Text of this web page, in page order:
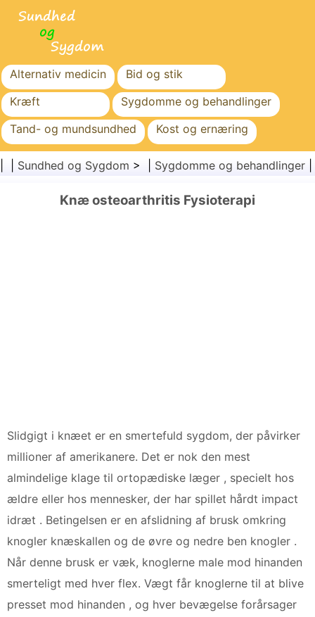
Alternativ medicin
Bid og stik
Kræft
Sygdomme og behandlinger
Tand- og mundsundhed
Kost og ernæring
Familiesundhed
Sundhedssektoren
Sundhed og Sygdom > | Sygdomme og behandlinger
Knæ osteoarthritis Fysioterapi
Slidgigt i knæet er en smertefuld sygdom, der påvirker
millioner af amerikanere. Det er nok den mest
almindelige klage til ortopædiske læger , specielt hos
ældre eller hos mennesker, der har spillet hårdt impact
idræt . Betingelsen er en afslidning af brusk omkring
knogler knæskallen og de ​​øvre og nedre ben knogler .
Når denne brusk er væk, knoglerne male mod hinanden
smerteligt med hver flex. Vægt får knoglerne til at blive
presset mod hinanden , og hver bevægelse forårsager